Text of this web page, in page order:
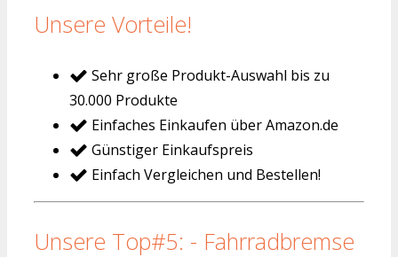
Unsere Vorteile!
Sehr große Produkt-Auswahl bis zu
30.000 Produkte
Einfaches Einkaufen über Amazon.de
Günstiger Einkaufspreis
Einfach Vergleichen und Bestellen!
Unsere Top#5: - Fahrradbremse